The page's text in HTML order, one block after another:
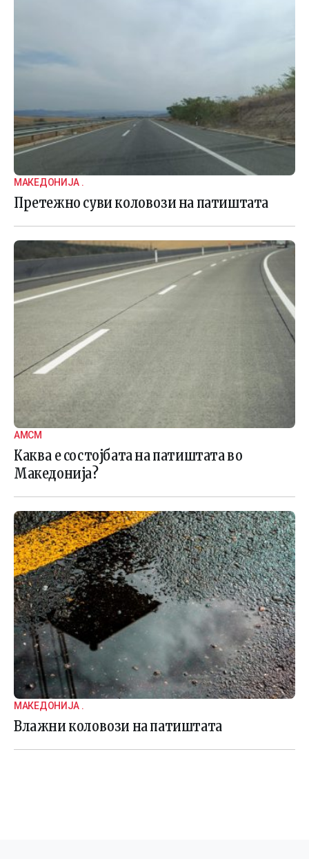
МАКЕДОНИЈА .
Претежно суви коловози на патиштата
АМСМ
Каква е состојбата на патиштата во
Македонија?
МАКЕДОНИЈА .
Влажни коловози на патиштата